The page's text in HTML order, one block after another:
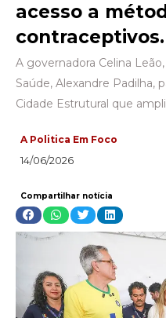
acesso a
contraceptivos.
A governadora Celina
Saúde, Alexandre Padilha,
Cidade Estrutural que
A Politica Em Foco
14/06/2026
Compartilhar notícia